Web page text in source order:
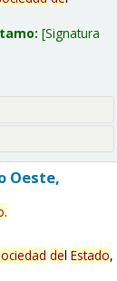
Signatura
Oeste,
.
del Estado,